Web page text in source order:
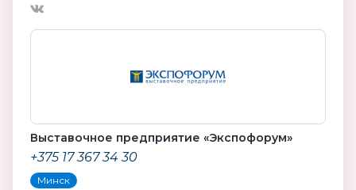
Выставочное предприятие «Экспофорум»
+375 17 367 34 30
Минск